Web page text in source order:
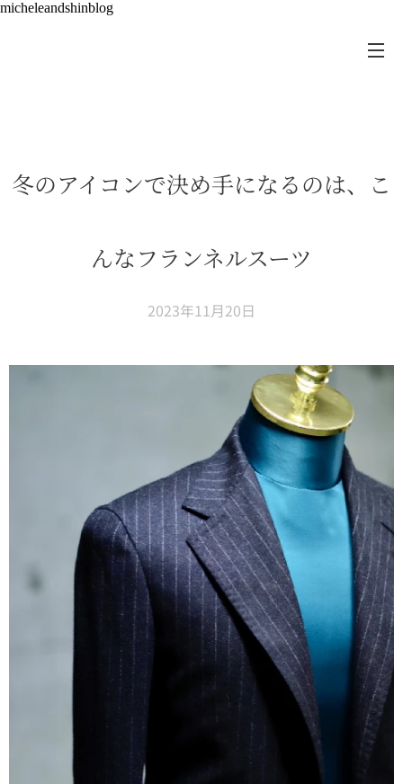
micheleandshinblog
冬のアイコンで決め手になるのは、こ
んなフランネルスーツ
2023年11月20日